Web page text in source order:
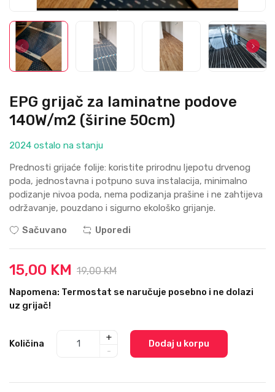
EPG grijač za laminatne podove
140W/m2 (širine 50cm)
2024 ostalo na stanju
Prednosti grijaće folije: koristite prirodnu ljepotu drvenog
poda, jednostavna i potpuno suva instalacija, minimalno
podizanje nivoa poda, nema podizanja prašine i ne zahtijeva
održavanje, pouzdano i sigurno ekološko grijanje.
Sačuvano
Uporedi
15,00 KM 19,00 KM
Napomena: Termostat se naručuje posebno i ne dolazi
uz grijač!
Količina
+
-
Dodaj u korpu